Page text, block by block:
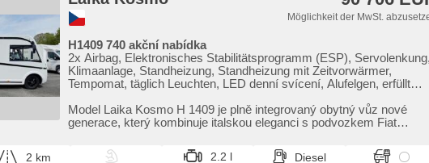
Möglichkeit der MwSt.
H1409 740 akční nabídka
2x Airbag, Elektronisches Stabilitätsprogramm (ESP), Servolenkung,
Klimaanlage, Standheizung, Standheizung mit Zeitvorwärmer,
Tempomat, täglich Leuchten, LED denní svícení, Alufelgen, erfüllt
zadní, Fahrkamera, Lenkrad einstellbar, El. Vorderscheiben, El.
Spiegel, Zentralverriegelung mit Funkfernbedienung,
Sitze, höheneinstellbare Fahrersitz, Positionssitze, Vorderlichter LED,
Model Laika Kosmo H 1409 je plně integrovaný obytný vůz nové
generace,​ který kombinuje italskou eleganci s podvozkem Fiat
2 km 2.2 l Diesel